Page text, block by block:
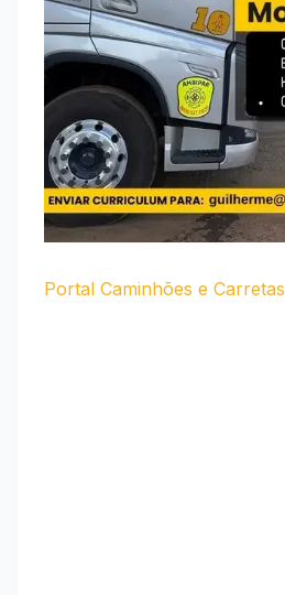
Portal Caminhões e Carretas